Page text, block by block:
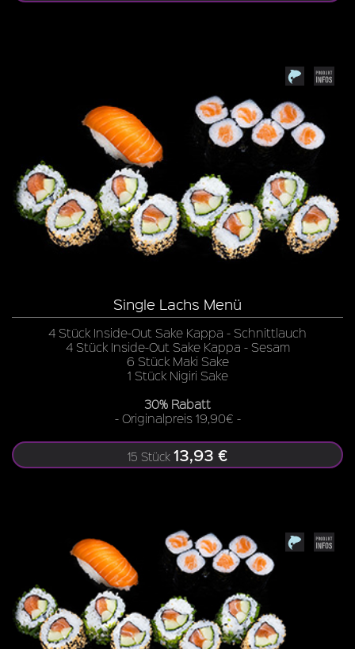
Single Lachs Menü
4 Stück Inside-Out Sake Kappa - Schnittlauch
4 Stück Inside-Out Sake Kappa - Sesam
6 Stück Maki Sake
1 Stück Nigiri Sake
30% Rabatt
- Originalpreis 19,90€ -
15 Stück 13,93 €